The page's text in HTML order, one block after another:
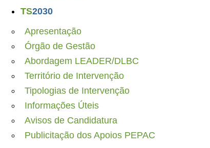
TS2030
Apresentação
Órgão de Gestão
Abordagem LEADER/DLBC
Território de Intervenção
Tipologias de Intervenção
Informações Úteis
Avisos de Candidatura
Publicitação dos Apoios PEPAC